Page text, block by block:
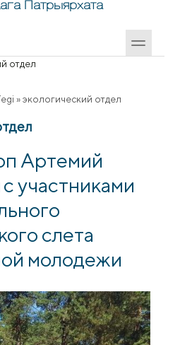
Патрыярхата
отдел
» экологический отдел
Артемий
участниками
слета
молодежи